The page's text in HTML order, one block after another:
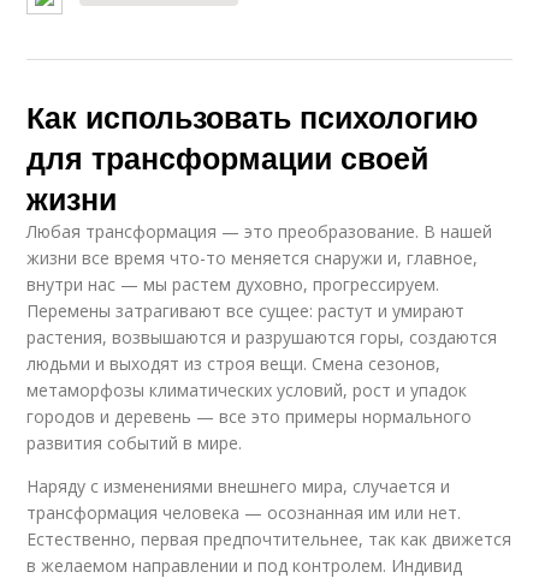
Как использовать психологию
для трансформации своей
жизни
Любая трансформация — это преобразование. В нашей
жизни все время что-то меняется снаружи и, главное,
внутри нас — мы растем духовно, прогрессируем.
Перемены затрагивают все сущее: растут и умирают
растения, возвышаются и разрушаются горы, создаются
людьми и выходят из строя вещи. Смена сезонов,
метаморфозы климатических условий, рост и упадок
городов и деревень — все это примеры нормального
развития событий в мире.
Наряду с изменениями внешнего мира, случается и
трансформация человека — осознанная им или нет.
Естественно, первая предпочтительнее, так как движется
в желаемом направлении и под контролем. Индивид